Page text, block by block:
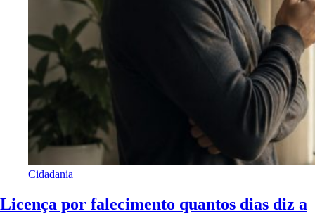
Cidadania
Licença por falecimento quantos dias diz a